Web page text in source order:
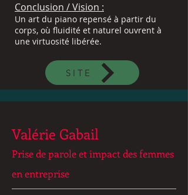
Conclusion / Vision :
Un art du piano repensé à partir du
corps, où fluidité et naturel ouvrent à
une virtuosité libérée.
SITE
Valérie Gabail
Prise de parole et impact des femmes
en entreprise